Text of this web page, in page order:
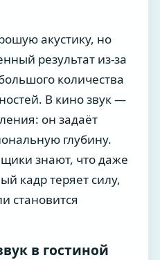
акустику, но
результат из-за
количества
В кино звук —
он задаёт
глубину.
знают, что даже
кадр теряет силу,
становится
в гостиной